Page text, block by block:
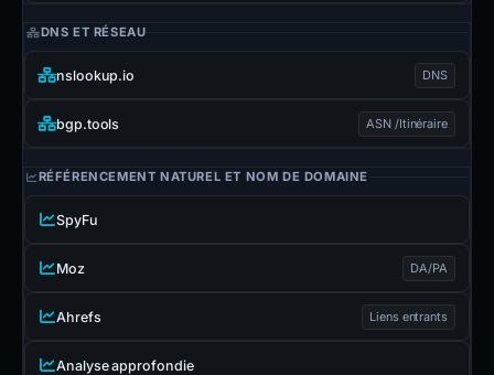
DNS ET RÉSEAU
nslookup.io DNS
bgp.tools ASN /Itinéraire
RÉFÉRENCEMENT NATUREL ET NOM DE DOMAINE
SpyFu
Moz DA/PA
Ahrefs Liens entrants
Analyse approfondie